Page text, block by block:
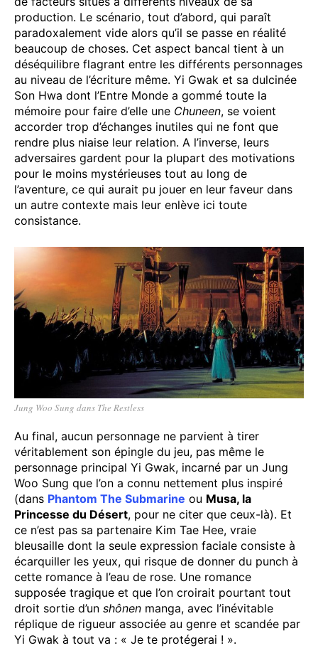
production. Le scénario, tout d’abord, qui paraît
paradoxalement vide alors qu’il se passe en réalité
beaucoup de choses. Cet aspect bancal tient à un
déséquilibre flagrant entre les différents personnages
au niveau de l’écriture même. Yi Gwak et sa dulcinée
Son Hwa dont l’Entre Monde a gommé toute la
mémoire pour faire d’elle une Chuneen, se voient
accorder trop d’échanges inutiles qui ne font que
rendre plus niaise leur relation. A l’inverse, leurs
adversaires gardent pour la plupart des motivations
pour le moins mystérieuses tout au long de
l’aventure, ce qui aurait pu jouer en leur faveur dans
un autre contexte mais leur enlève ici toute
consistance.
Jung Woo Sung dans The Restless
Au final, aucun personnage ne parvient à tirer
véritablement son épingle du jeu, pas même le
personnage principal Yi Gwak, incarné par un Jung
Woo Sung que l’on a connu nettement plus inspiré
(dans Phantom The Submarine ou Musa, la
Princesse du Désert, pour ne citer que ceux-là). Et
ce n’est pas sa partenaire Kim Tae Hee, vraie
bleusaille dont la seule expression faciale consiste à
écarquiller les yeux, qui risque de donner du punch à
cette romance à l’eau de rose. Une romance
supposée tragique et que l’on croirait pourtant tout
droit sortie d’un shônen manga, avec l’inévitable
réplique de rigueur associée au genre et scandée par
Yi Gwak à tout va : « Je te protégerai ! ».